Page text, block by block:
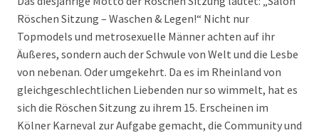
Röschen Sitzung – Waschen & Legen!“ Nicht nur
Topmodels und metrosexuelle Männer achten auf ihr
Äußeres, sondern auch der Schwule von Welt und die Lesbe
von nebenan. Oder umgekehrt. Da es im Rheinland von
gleichgeschlechtlichen Liebenden nur so wimmelt, hat es
sich die Röschen Sitzung zu ihrem 15. Erscheinen im
Kölner Karneval zur Aufgabe gemacht, die Community und